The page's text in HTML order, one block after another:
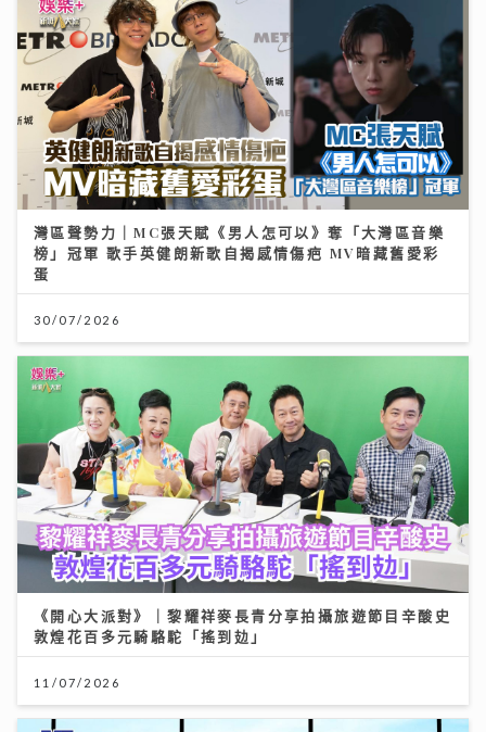
灣區聲勢力｜MC張天賦《男人怎可以》奪「大灣區音樂
榜」冠軍 歌手英健朗新歌自揭感情傷疤 MV暗藏舊愛彩
蛋
30/07/2026
《開心大派對》｜黎耀祥麥長青分享拍攝旅遊節目辛酸史
敦煌花百多元騎駱駝「搖到攰」
11/07/2026